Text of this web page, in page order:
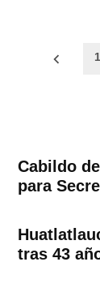
1
Cabildo
para
tras 43